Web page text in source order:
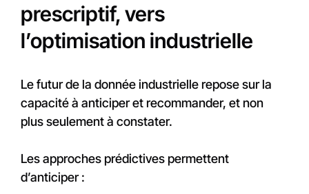
prescriptif, vers
l’optimisation industrielle
Le futur de la donnée industrielle repose sur la
capacité à anticiper et recommander, et non
plus seulement à constater.
Les approches prédictives permettent
d’anticiper :